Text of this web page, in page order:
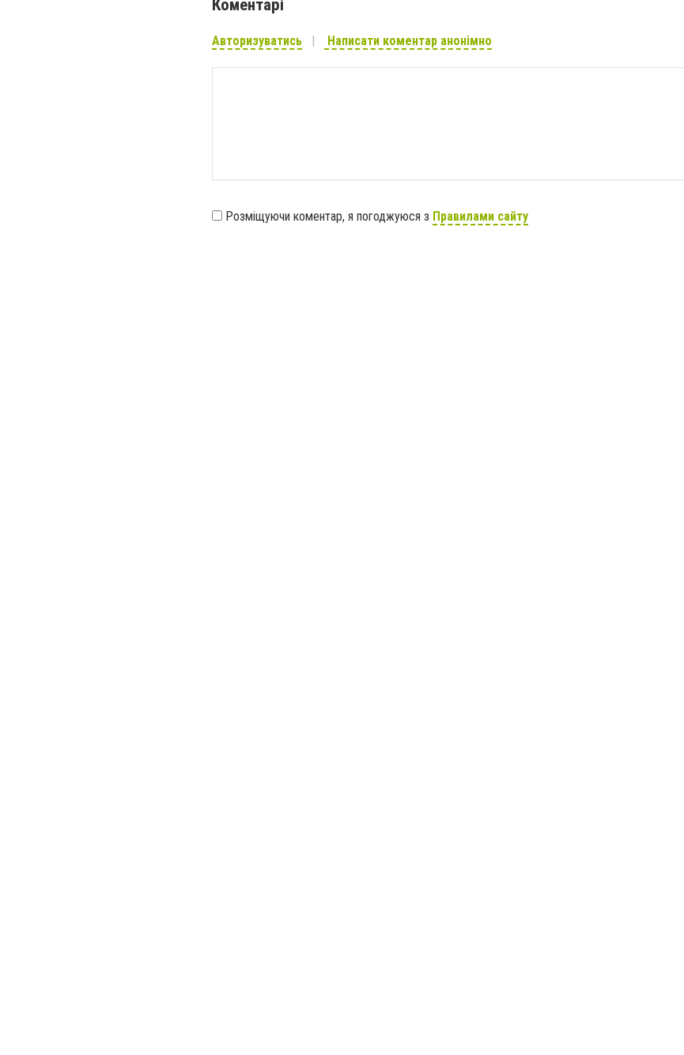
Коментарі
Авторизуватись Написати коментар анонімно
Розміщуючи коментар, я погоджуюся з Правилами сайту